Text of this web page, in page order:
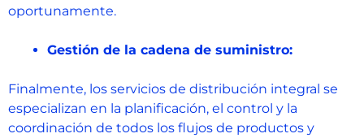
oportunamente.
Gestión de la cadena de suministro:
Finalmente, los servicios de distribución integral se
especializan en la planificación, el control y la
coordinación de todos los flujos de productos y